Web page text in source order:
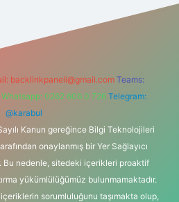
backlinkpaneli@gmail.com Teams:
Whatsapp: 0262 606 0 726 Telegram:
@karabul
Kanun gereğince Bilgi Teknolojileri
onaylanmış bir Yer Sağlayıcı
nedenle, sitedeki içerikleri proaktif
yükümlülüğümüz bulunmamaktadır.
sorumluluğunu taşımakta olup,